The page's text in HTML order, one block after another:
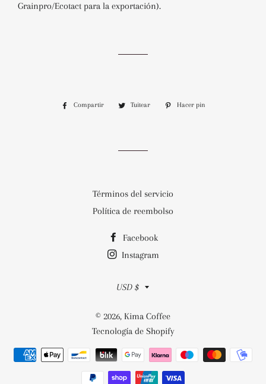
Grainpro/Ecotact para la exportación).
Compartir
CompartirTuitear
Tuitear
Hacer pin
Términos del servicio
Política de reembolso
Facebook
Instagram
Moneda
USD $
© 2026, Kima Coffee
Tecnología de Shopify
Métodos
de